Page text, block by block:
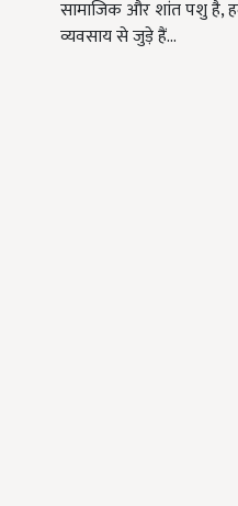
सामाजिक और शांत पशु है,
व्यवसाय से जुड़े हैं…